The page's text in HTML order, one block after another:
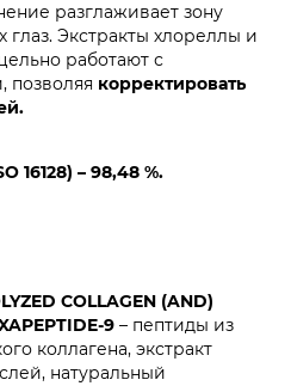
разглаживает зону
глаз. Экстракты хлореллы и
работают с
позволяя корректировать
16128) – 98,48 %.
COLLAGEN (AND)
9 – пептиды из
коллагена, экстракт
натуральный